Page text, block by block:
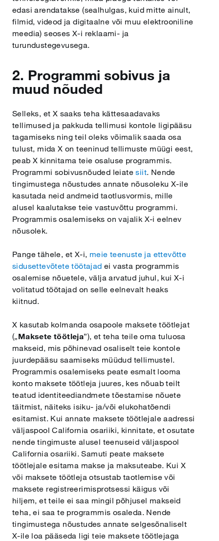
edasi arendatakse (sealhulgas, kuid mitte ainult,
filmid, videod ja digitaalne või muu elektrooniline
meedia) seoses X-i reklaami- ja
turundustegevusega.
2. Programmi sobivus ja
muud nõuded
Selleks, et X saaks teha kättesaadavaks
tellimused ja pakkuda tellimusi kontole ligipääsu
tagamiseks ning teil oleks võimalik saada osa
tulust, mida X on teeninud tellimuste müügi eest,
peab X kinnitama teie osaluse programmis.
Programmi sobivusnõuded leiatesiit. Nende
tingimustega nõustudes annate nõusoleku X-ile
kasutada neid andmeid taotlusvormis, mille
alusel kaalutakse teie vastuvõttu programmi.
Programmis osalemiseks on vajalik X-i eelnev
nõusolek.
Pange tähele, et X-i, meie teenuste ja ettevõtte
sidusettevõtete töötajad ei vasta programmis
osalemise nõuetele, välja arvatud juhul, kui X-i
volitatud töötajad on selle eelnevalt heaks
kiitnud.
X kasutab kolmanda osapoole maksete töötlejat
(„Maksete töötleja”), et teha teile oma tuluosa
makseid, mis põhinevad osaliselt teie kontole
juurdepääsu saamiseks müüdud tellimustel.
Programmis osalemiseks peate esmalt looma
konto maksete töötleja juures, kes nõuab teilt
teatud identiteediandmete tõestamise nõuete
täitmist, näiteks isiku- ja/või elukohatõendi
esitamist. Kui annate maksete töötlejale aadressi
väljaspool California osariiki, kinnitate, et osutate
nende tingimuste alusel teenuseid väljaspool
California osariiki. Samuti peate maksete
töötlejale esitama makse ja maksuteabe. Kui X
või maksete töötleja otsustab taotlemise või
maksete registreerimisprotsessi käigus või
hiljem, et teile ei saa mingil põhjusel makseid
teha, ei saa te programmis osaleda. Nende
tingimustega nõustudes annate selgesõnaliselt
X-ile loa pääseda ligi teie maksete töötlejaga